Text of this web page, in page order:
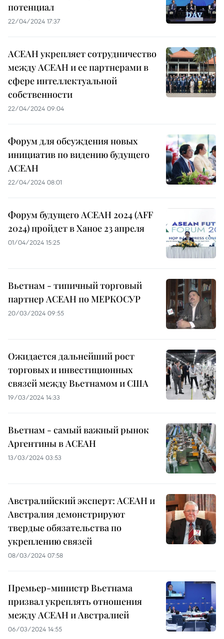
потенциал
22/04/2024 17:37
АСЕАН укрепляет сотрудничество
между АСЕАН и ее партнерами в
сфере интеллектуальной
собственности
22/04/2024 09:04
Форум для обсуждения новых
инициатив по видению будущего
АСЕАН
22/04/2024 08:01
Форум будущего АСЕАН 2024 (AFF
2024) пройдет в Ханое 23 апреля
01/04/2024 15:25
Вьетнам - типичный торговый
партнер АСЕАН по МЕРКОСУР
20/03/2024 09:55
Ожидается дальнейший рост
торговых и инвестиционных
связей между Вьетнамом и США
19/03/2024 14:33
Вьетнам - самый важный рынок
Аргентины в АСЕАН
13/03/2024 03:53
Австралийский эксперт: АСЕАН и
Австралия демонстрируют
твердые обязательства по
укреплению связей
08/03/2024 07:58
Премьер-министр Вьетнама
призвал укреплять отношения
между АСЕАН и Австралией
06/03/2024 14:55